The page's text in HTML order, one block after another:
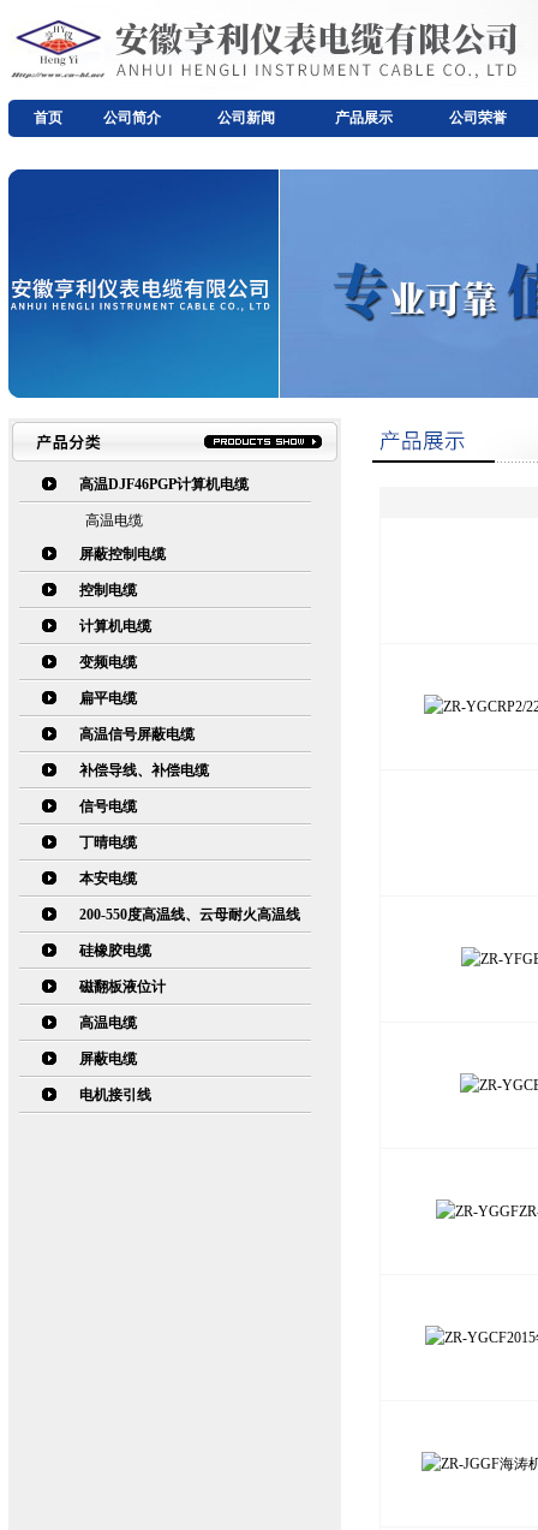
首页 公司简介 公司新闻 产品展示 公司荣誉
高温DJF46PGP计算机电缆
高温电缆
屏蔽控制电缆
控制电缆
计算机电缆
变频电缆
扁平电缆
高温信号屏蔽电缆
补偿导线、补偿电缆
信号电缆
丁晴电缆
本安电缆
200-550度高温线、云母耐火高温线
硅橡胶电缆
磁翻板液位计
高温电缆
屏蔽电缆
电机接引线